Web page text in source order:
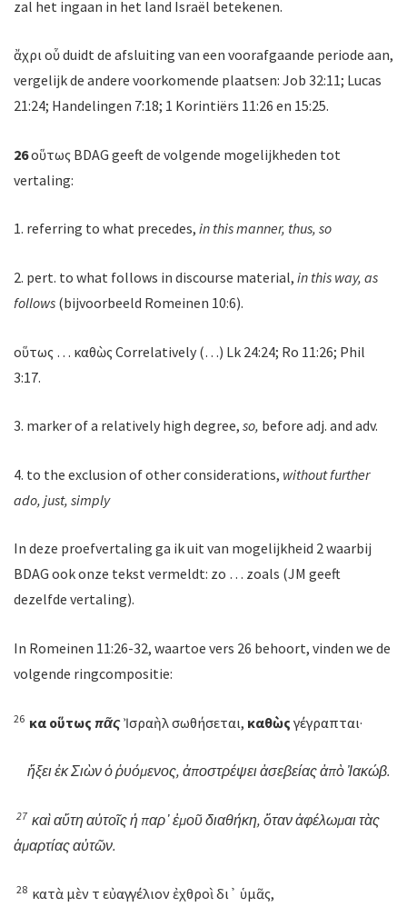
zal het ingaan in het land Israël betekenen.
ἄχρι οὗ duidt de afsluiting van een voorafgaande periode aan,
vergelijk de andere voorkomende plaatsen: Job 32:11; Lucas
21:24; Handelingen 7:18; 1 Korintiërs 11:26 en 15:25.
26οὕτως BDAG geeft de volgende mogelijkheden tot
vertaling:
1. referring to what precedes, in this manner, thus, so
2. pert. to what follows in discourse material, in this way, as
follows (bijvoorbeeld Romeinen 10:6).
οὕτως … καθὼς Correlatively (…) Lk 24:24; Ro 11:26; Phil
3:17.
3. marker of a relatively high degree, so, before adj. and adv.
4. to the exclusion of other considerations, without further
ado, just, simply
In deze proefvertaling ga ik uit van mogelijkheid 2 waarbij
BDAG ook onze tekst vermeldt: zo … zoals (JM geeft
dezelfde vertaling).
In Romeinen 11:26-32, waartoe vers 26 behoort, vinden we de
volgende ringcompositie:
26 καὶ οὕτως πᾶςἸσραὴλ σωθήσεται, καθὼςγέγραπται·
ἥξειἐκΣιὼνὁῥυόμενος, ἀποστρέψειἀσεβείαςἀπὸ Ἰακώβ.
27 καὶαὕτηαὐτοῖςἡ παρ᾽ἐμοῦδιαθήκη, ὅτανἀφέλωμαιτὰς
ἁμαρτίαςαὐτῶν.
28 κατὰ μὲν τὸ εὐαγγέλιον ἐχθροὶ δι᾽ ὑμᾶς,